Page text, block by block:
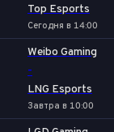
Top Esports
Сегодня в 14:00
Weibo Gaming
-
LNG Esports
Завтра в 10:00